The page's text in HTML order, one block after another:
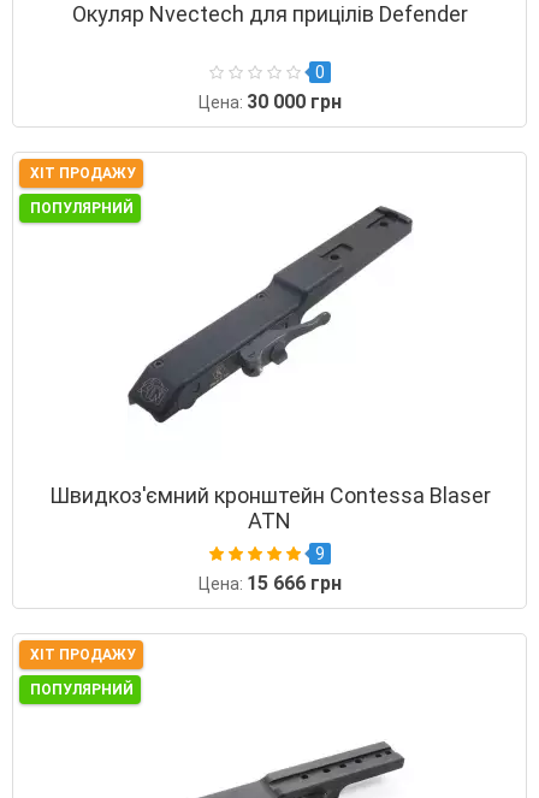
Окуляр Nvectech для прицілів Defender
0
Цена: 30 000 грн
ХІТ ПРОДАЖУ
ПОПУЛЯРНИЙ
Швидкоз'ємний кронштейн Contessa Blaser
ATN
9
Цена: 15 666 грн
ХІТ ПРОДАЖУ
ПОПУЛЯРНИЙ